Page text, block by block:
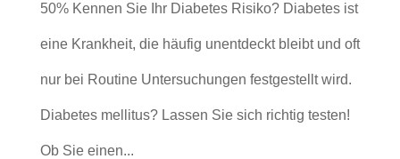
50% Kennen Sie Ihr Diabetes Risiko? Diabetes ist
eine Krankheit, die häufig unentdeckt bleibt und oft
nur bei Routine Untersuchungen festgestellt wird.
Diabetes mellitus? Lassen Sie sich richtig testen!
Ob Sie einen...